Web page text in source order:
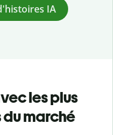
IA
les plus
marché